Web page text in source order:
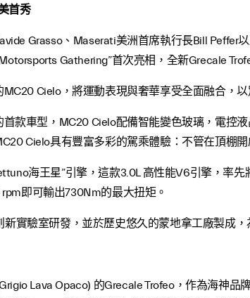
首秀
Grasso、Maserati美洲首席執行長Bill Peffer
Gathering”首次亮相，全新Grecale
Cielo，將運動表現與奢華享受全面融合，
款車型，MC20 Cielo配備智能變色玻璃，電控
Cielo具有豐富多彩的駕乘體驗：不管在頂棚
海王星”引擎，這款3.0L 高性能V6引擎，率
即可輸出730Nm的最大扭矩。
實驗室研發，並於歷史悠久的蒙地拿工廠製成
Lava Opaco) 的Grecale Trofeo，作為海神